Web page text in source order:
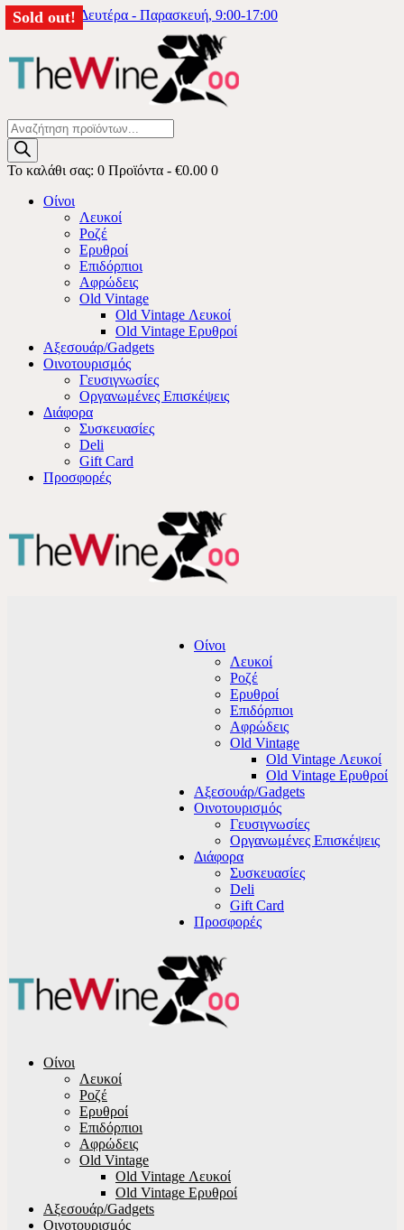
6976333740 Δευτέρα - Παρασκευή, 9:00-17:00
Products
search
Το καλάθι σας: 0 Προϊόντα - €0.00 0
Οίνοι
Λευκοί
Ροζέ
Ερυθροί
Επιδόρπιοι
Αφρώδεις
Old Vintage
Old Vintage Λευκοί
Old Vintage Ερυθροί
Αξεσουάρ/Gadgets
Οινοτουρισμός
Γευσιγνωσίες
Οργανωμένες Επισκέψεις
Διάφορα
Συσκευασίες
Deli
Gift Card
Προσφορές
Οίνοι
Λευκοί
Ροζέ
Ερυθροί
Επιδόρπιοι
Αφρώδεις
Old Vintage
Old Vintage Λευκοί
Old Vintage Ερυθροί
Αξεσουάρ/Gadgets
Οινοτουρισμός
Γευσιγνωσίες
Οργανωμένες Επισκέψεις
Διάφορα
Συσκευασίες
Deli
Gift Card
Προσφορές
Οίνοι
Λευκοί
Ροζέ
Ερυθροί
Επιδόρπιοι
Αφρώδεις
Old Vintage
Old Vintage Λευκοί
Old Vintage Ερυθροί
Αξεσουάρ/Gadgets
Οινοτουρισμός
Sold out!
Sold out!
Sold out!
Sold out!
Sold out!